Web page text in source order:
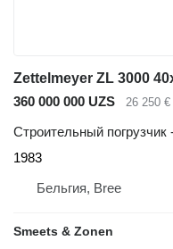
Zettelmeyer ZL 3000
360 000 000 UZS
26 250 €
Строительный
1983
Бельгия, Bree
Smeets & Zonen